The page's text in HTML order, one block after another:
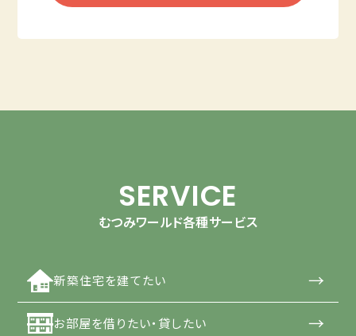
SERVICE
むつみワールド各種サービス
新築住宅を建てたい →
お部屋を借りたい・貸したい →